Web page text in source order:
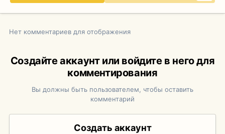
Нет комментариев для отображения
Создайте аккаунт или войдите в него для
комментирования
Вы должны быть пользователем, чтобы оставить
комментарий
Создать аккаунт